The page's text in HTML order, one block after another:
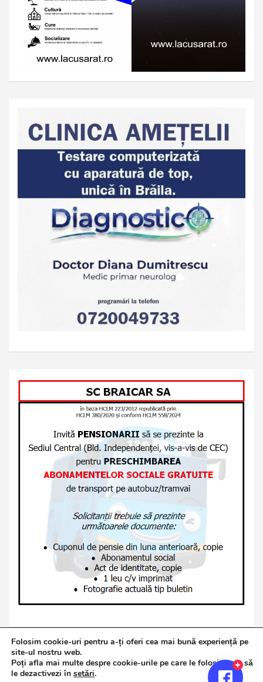
Copyright © 2026Jurnalul de Brăila
Folosim cookie-uri pentru a-ți oferi cea mai bună experiență pe
site-ul nostru web.
Poți afla mai multe despre cookie-urile pe care le folosim sau să
le dezactivezi în setări.